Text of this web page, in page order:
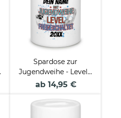
Spardose zur
Jugendweihe - Level -
mit Name und Jahr
ab 14,95 €